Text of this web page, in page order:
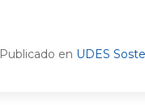
Publicado en UDES